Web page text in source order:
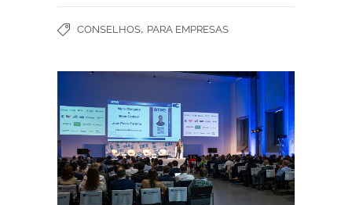
CONSELHOS, PARA EMPRESAS